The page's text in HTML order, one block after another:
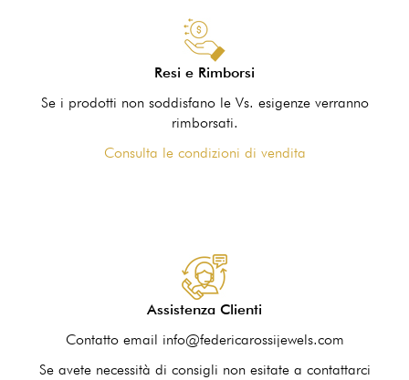
Resi e Rimborsi
Se i prodotti non soddisfano le Vs. esigenze verranno
rimborsati.
Consulta le condizioni di vendita
Assistenza Clienti
Contatto email info@federicarossijewels.com
Se avete necessità di consigli non esitate a contattarci